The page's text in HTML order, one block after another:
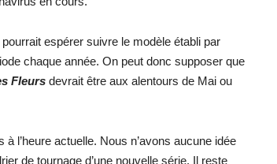
espérer suivre le modèle établi par
chaque année. On peut donc supposer que
Fleurs devrait être aux alentours de Mai ou
l’heure actuelle. Nous n’avons aucune idée
de tournage d’une nouvelle série. Il reste